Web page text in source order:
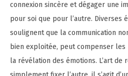
connexion sincère et dégager une
pour soi que pour l’autre. Diverses
soulignent que la communication
bien exploitée, peut compenser les
la révélation des émotions. L’art de